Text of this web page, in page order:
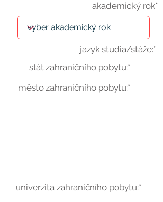
akademický rok*
jazyk studia/stáže:*
stát zahraničního pobytu:*
město zahraničního pobytu:*
univerzita zahraničního pobytu:*